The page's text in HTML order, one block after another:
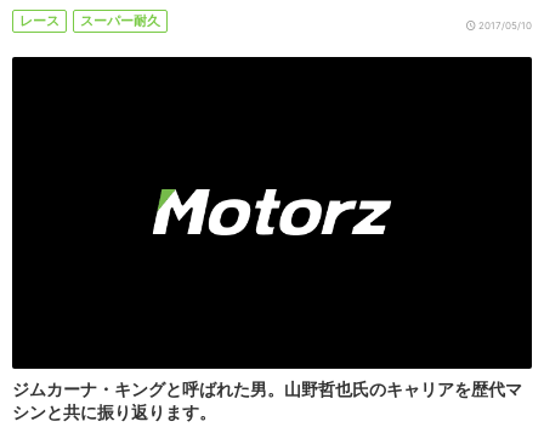
レース スーパー耐久 2017/05/10
ジムカーナ・キングと呼ばれた男。山野哲也氏のキャリアを歴代マ
シンと共に振り返ります。